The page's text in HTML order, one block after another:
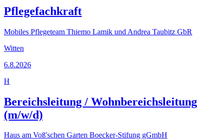
Pflegefachkraft
Mobiles Pflegeteam Thiemo Lamik und Andrea Taubitz GbR
Witten
6.8.2026
H
Bereichsleitung / Wohnbereichsleitung
(m/w/d)
Haus am Voß'schen Garten Boecker-Stifung gGmbH